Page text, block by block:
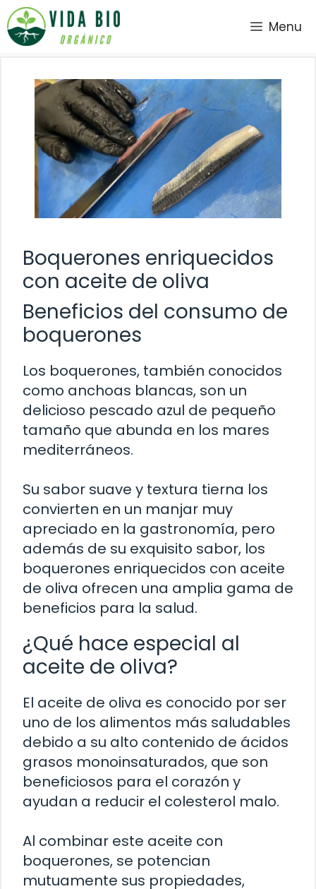
Saltar
al
contenido
Menu
Boquerones enriquecidos
con aceite de oliva
Beneficios del consumo de
boquerones
Los boquerones, también conocidos
como anchoas blancas, son un
delicioso pescado azul de pequeño
tamaño que abunda en los mares
mediterráneos.
Su sabor suave y textura tierna los
convierten en un manjar muy
apreciado en la gastronomía, pero
además de su exquisito sabor, los
boquerones enriquecidos con aceite
de oliva ofrecen una amplia gama de
beneficios para la salud.
¿Qué hace especial al
aceite de oliva?
El aceite de oliva es conocido por ser
uno de los alimentos más saludables
debido a su alto contenido de ácidos
grasos monoinsaturados, que son
beneficiosos para el corazón y
ayudan a reducir el colesterol malo.
Al combinar este aceite con
boquerones, se potencian
mutuamente sus propiedades,